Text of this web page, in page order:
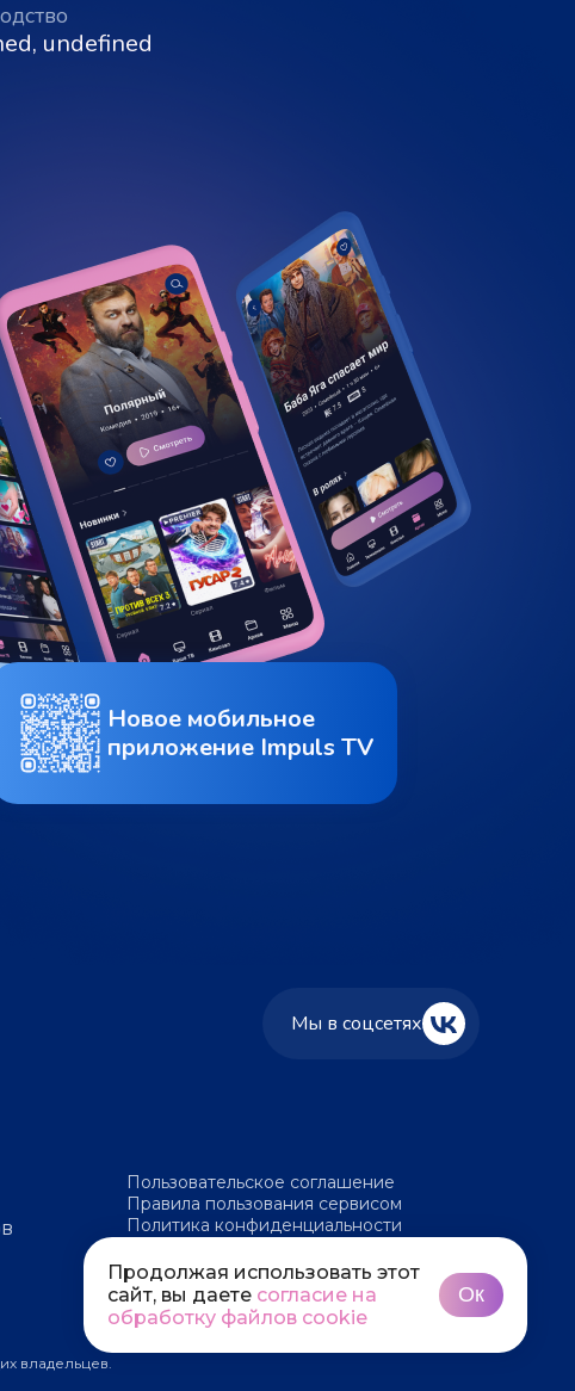
undefined
Новое мобильное
приложение Impuls TV
Мы в соцсетях
Пользовательское соглашение
Правила пользования сервисом
Политика конфиденциальности
владельцев.
Продолжая использовать этот
сайт, вы даете согласие на
обработку файлов cookie
Ок